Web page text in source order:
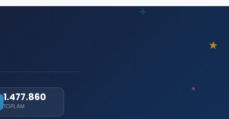
1.477.860
TOPLAM